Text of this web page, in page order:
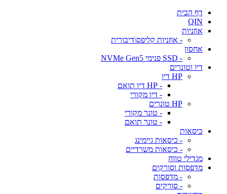
דף הבית
QIN
אוזניות
- אוזניות קליפס\דיבורית
אחסון
- SSD פנימי NVMe Gen5
דיו וטונרים
HP דיו
- HP דיו תואם
- דיו מקורי
HP טונרים
- טונר מקורי
- טונר תואם
כיסאות
- כיסאות גיימינג
- כיסאות משרדיים
מגדילי טווח
מדפסות וסורקים
- מדפסות
- סורקים